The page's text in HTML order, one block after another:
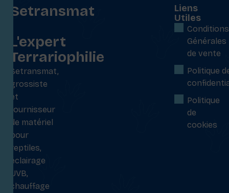
Setransmat
L'expert
Terrariophilie
Setransmat,
grossiste
et
fournisseur
de matériel
pour
reptiles,
éclairage
UVB,
chauffage
Liens
Utiles
Conditions
Générales
de vente
Politique
Politique
de
cookies